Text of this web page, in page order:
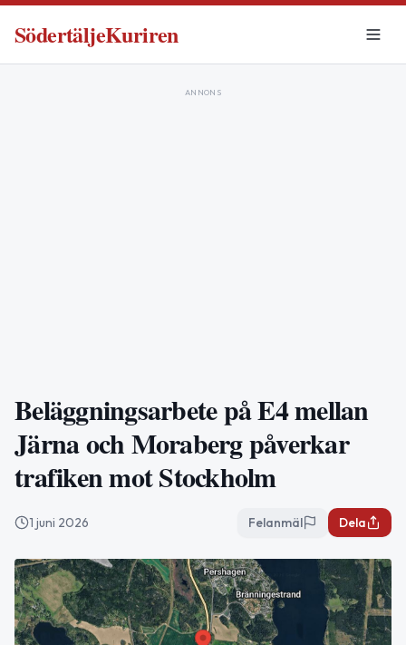
SödertäljeKuriren
ANNONS
Beläggningsarbete på E4 mellan
Järna och Moraberg påverkar
trafiken mot Stockholm
1 juni 2026 Felanmäl Dela